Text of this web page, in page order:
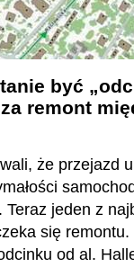
być
remont
że przejazd
Teraz jeden z
się
od al.